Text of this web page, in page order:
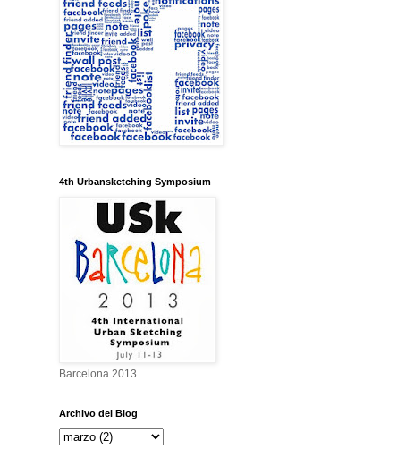
4th Urbansketching Symposium
Barcelona 2013
Archivo del Blog